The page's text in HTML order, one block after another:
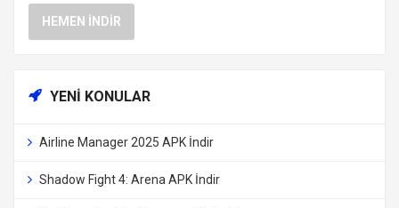
HEMEN İNDIR
YENI KONULAR
Airline Manager 2025 APK İndir
Shadow Fight 4: Arena APK İndir